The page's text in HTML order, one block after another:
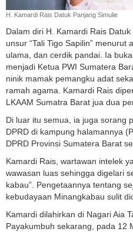
H. Kamardi Rais Datuk Panjang Simulie
Dalam diri H. Kamardi Rais
unsur “Tali Tigo Sapilin”
ulama, dan cerdik pandai. Ia
menjadi Ketua PWI Sumatera
ninik mamak pemangku adat
ramah agama. Kamardi Rais
LKAAM Sumatra Barat jua dua
Di luar itu semua, ia juga sorang
DPRD di kam­pung halamannya
DPRD Provinsi Sumatera Barat
Kamardi Rais, wartawan intelek
wawasan luas sehingga digelari
kabau”. Pengeta­annya tentang
kebudayaan Mi­nang­kabau sulit
Kamardi dilahirkan di Nagari Aia
Payakumbuh sekarang, pada 12